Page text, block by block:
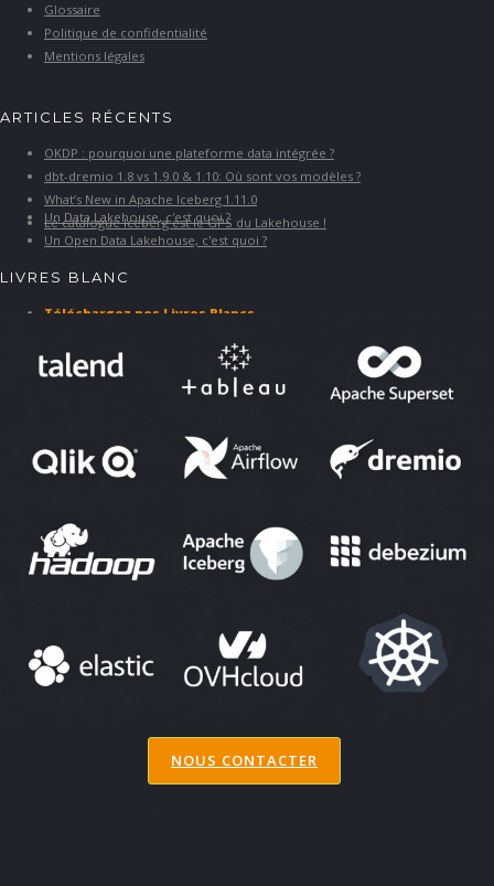
Glossaire
Politique de confidentialité
Mentions légales
ARTICLES RÉCENTS
OKDP : pourquoi une plateforme data intégrée ?
dbt-dremio 1.8 vs 1.9.0 & 1.10: Où sont vos modèles ?
What’s New in Apache Iceberg 1.11.0
Le catalogue Iceberg est le GPS du Lakehouse !
Un Data Lakehouse, c'est quoi ?
Un Open Data Lakehouse, c'est quoi ?
LIVRES BLANC
Téléchargez nos Livres Blancs
NOUS CONTACTER